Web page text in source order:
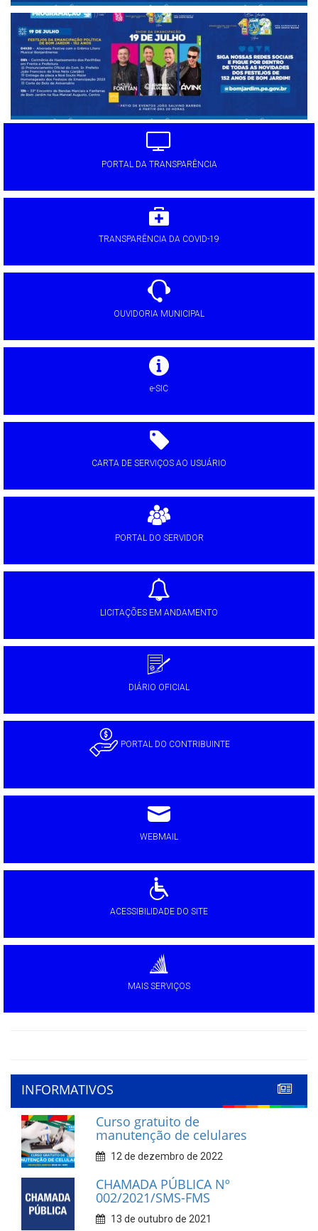
PORTAL DA TRANSPARÊNCIA
TRANSPARÊNCIA DA COVID-19
OUVIDORIA MUNICIPAL
e-SIC
CARTA DE SERVIÇOS AO USUÁRIO
PORTAL DO SERVIDOR
LICITAÇÕES EM ANDAMENTO
DIÁRIO OFICIAL
PORTAL DO CONTRIBUINTE
WEBMAIL
ACESSIBILIDADE DO SITE
MAIS SERVIÇOS
INFORMATIVOS
Curso gratuito de
manutenção de celulares
12 de dezembro de 2022
CHAMADA PÚBLICA Nº
002/2021/SMS-FMS
13 de outubro de 2021